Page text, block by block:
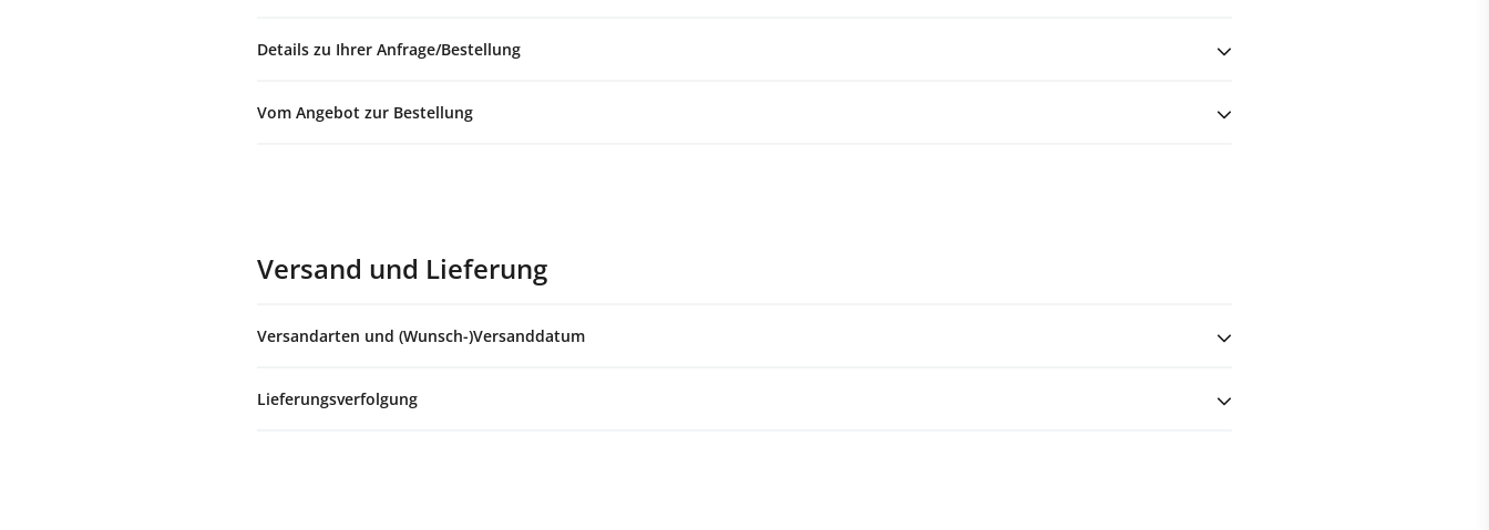
Details zu Ihrer Anfrage/Bestellung
Vom Angebot zur Bestellung
Versand und Lieferung
Versandarten und (Wunsch-)Versanddatum
Lieferungsverfolgung